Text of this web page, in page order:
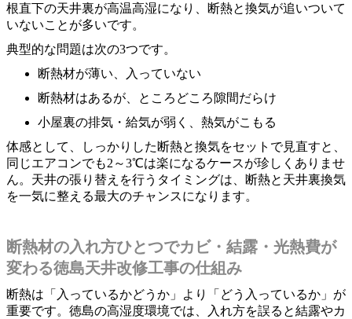
根直下の天井裏が高温高湿になり、断熱と換気が追いついて
いないことが多いです。
典型的な問題は次の3つです。
断熱材が薄い、入っていない
断熱材はあるが、ところどころ隙間だらけ
小屋裏の排気・給気が弱く、熱気がこもる
体感として、しっかりした断熱と換気をセットで見直すと、
同じエアコンでも2～3℃は楽になるケースが珍しくありませ
ん。天井の張り替えを行うタイミングは、断熱と天井裏換気
を一気に整える最大のチャンスになります。
断熱材の入れ方ひとつでカビ・結露・光熱費が
変わる徳島天井改修工事の仕組み
断熱は「入っているかどうか」より「どう入っているか」が
重要です。徳島の高湿度環境では、入れ方を誤ると結露やカ